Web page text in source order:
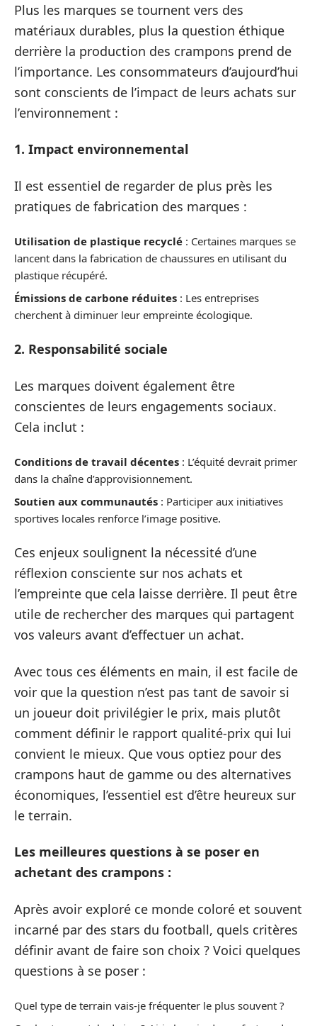
Plus les marques se tournent vers des
matériaux durables, plus la question éthique
derrière la production des crampons prend de
l’importance. Les consommateurs d’aujourd’hui
sont conscients de l’impact de leurs achats sur
l’environnement :
1. Impact environnemental
Il est essentiel de regarder de plus près les
pratiques de fabrication des marques :
Utilisation de plastique recyclé : Certaines marques se
lancent dans la fabrication de chaussures en utilisant du
plastique récupéré.
Émissions de carbone réduites : Les entreprises
cherchent à diminuer leur empreinte écologique.
2. Responsabilité sociale
Les marques doivent également être
conscientes de leurs engagements sociaux.
Cela inclut :
Conditions de travail décentes : L’équité devrait primer
dans la chaîne d’approvisionnement.
Soutien aux communautés : Participer aux initiatives
sportives locales renforce l’image positive.
Ces enjeux soulignent la nécessité d’une
réflexion consciente sur nos achats et
l’empreinte que cela laisse derrière. Il peut être
utile de rechercher des marques qui partagent
vos valeurs avant d’effectuer un achat.
Avec tous ces éléments en main, il est facile de
voir que la question n’est pas tant de savoir si
un joueur doit privilégier le prix, mais plutôt
comment définir le rapport qualité-prix qui lui
convient le mieux. Que vous optiez pour des
crampons haut de gamme ou des alternatives
économiques, l’essentiel est d’être heureux sur
le terrain.
Les meilleures questions à se poser en
achetant des crampons :
Après avoir exploré ce monde coloré et souvent
incarné par des stars du football, quels critères
définir avant de faire son choix ? Voici quelques
questions à se poser :
Quel type de terrain vais-je fréquenter le plus souvent ?